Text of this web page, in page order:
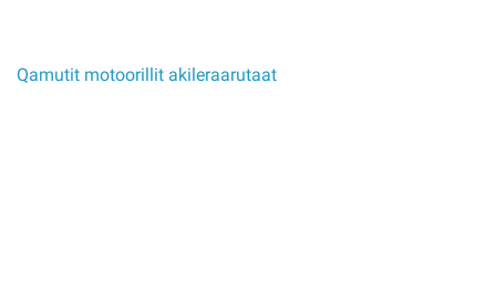
Qamutit motoorillit akileraarutaat